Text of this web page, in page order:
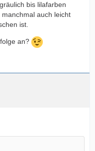
bis lilafarben
auch leicht
ist.
an?